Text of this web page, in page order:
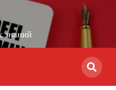
знаний